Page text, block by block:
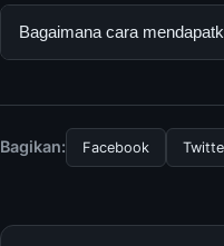
mengunjungi situs resmi
Ya, Muhammad
Bagaimana cara
dan terpercaya.
Bagikan: Facebook